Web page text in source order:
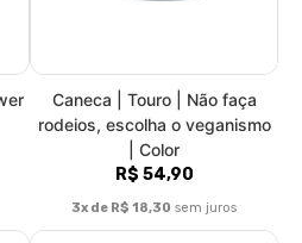
Caneca | Gêmeos | Meus dois
lados gritam: GO VEGAN! |
Color
R$ 54,90
3x de R$ 18,30sem juros